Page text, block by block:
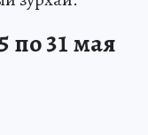
по 31 мая